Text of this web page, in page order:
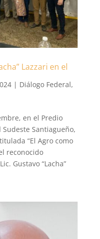
Lazzari en el
| Diálogo Federal,
en el Predio
Santiagueño,
“El Agro como
reconocido
Gustavo “Lacha”